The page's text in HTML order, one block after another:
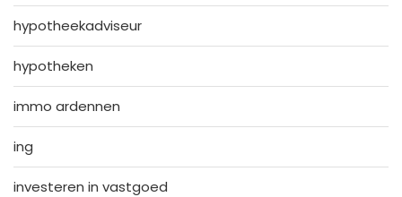
hypotheekadviseur
hypotheken
immo ardennen
ing
investeren in vastgoed